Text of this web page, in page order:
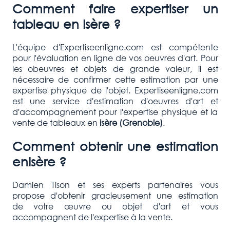
Comment faire expertiser un
tableau en Isère ?
L'équipe d'Expertiseenligne.com est compétente
pour l'évaluation en ligne de vos oeuvres d'art. Pour
les obeuvres et objets de grande valeur, il est
nécessaire de confirmer cette estimation par une
expertise physique de l'objet. Expertiseenligne.com
est une service d'estimation d'oeuvres d'art et
d'accompagnement pour l'expertise physique et la
vente de tableaux en isère (Grenoble).
Comment obtenir une estimation
enIsère ?
Damien Tison et ses experts partenaires vous
propose d'obtenir gracieusement une estimation
de votre œuvre ou objet d'art et vous
accompagnent de l'expertise à la vente.